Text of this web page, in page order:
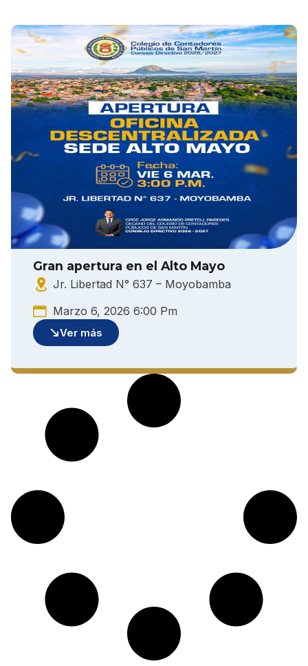
Gran apertura en el Alto Mayo
Jr. Libertad N° 637 – Moyobamba
Marzo 6, 2026 6:00 Pm
Ver más